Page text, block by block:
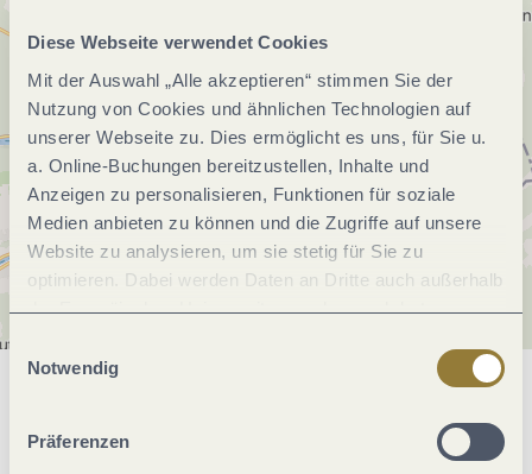
Diese Webseite verwendet Cookies
Mit der Auswahl „Alle akzeptieren“ stimmen Sie der
Nutzung von Cookies und ähnlichen Technologien auf
unserer Webseite zu. Dies ermöglicht es uns, für Sie u.
a. Online-Buchungen bereitzustellen, Inhalte und
Anzeigen zu personalisieren, Funktionen für soziale
Medien anbieten zu können und die Zugriffe auf unsere
Website zu analysieren, um sie stetig für Sie zu
optimieren. Dabei werden Daten an Dritte auch außerhalb
der Europäischen Union weitergegeben und dort
jederzeit widerrufen werden. Mit der Auswahl "Alle
ablehnen" kann es zu Beeinträchtigungen in der Nutzung
Einwilligungsauswahl
Notwendig
Präferenzen